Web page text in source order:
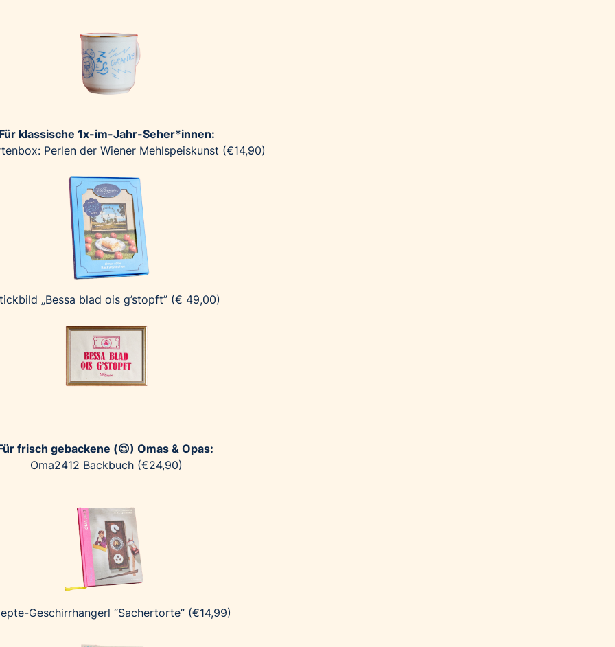
klassische 1x-im-Jahr-Seher*innen:
Perlen der Wiener Mehlspeiskunst (€14,90)
„Bessa blad ois g’stopft” (€ 49,00)
frisch gebackene (😉) Omas & Opas:
Oma2412 Backbuch (€24,90)
Geschirrhangerl “Sachertorte” (€14,99)